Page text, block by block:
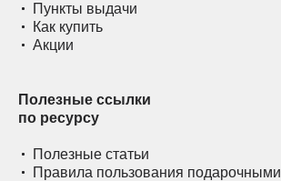
Пункты выдачи
Как купить
Акции
Полезные ссылки
по ресурсу
Полезные статьи
Правила пользования подарочными